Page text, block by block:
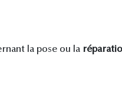
la pose ou la